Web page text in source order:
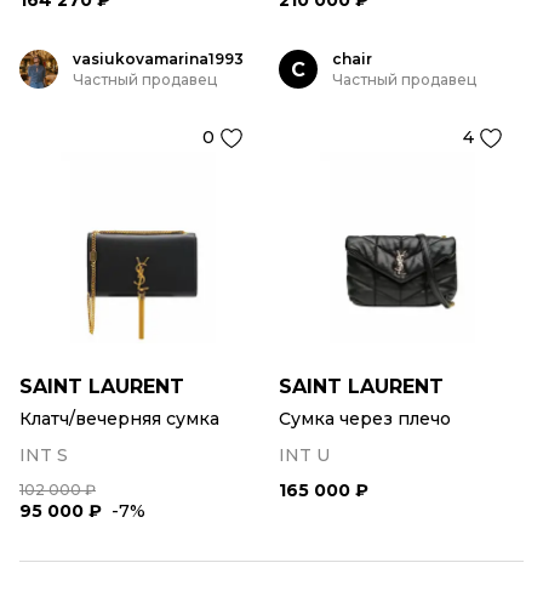
vasiukovamarina1993
Частный продавец
0
SAINT LAURENT
Клатч/вечерняя сумка
INT S
102 000 ₽
95 000 ₽ -7%
C
chair
Частный продавец
4
SAINT LAURENT
Сумка через плечо
INT U
165 000 ₽